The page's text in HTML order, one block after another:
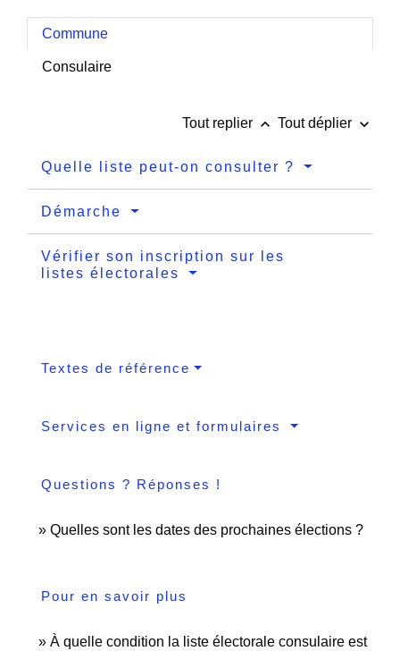
Commune
Consulaire
Tout replier keyboard_arrow_up Tout déplier keyboard_arrow_down
Quelle liste peut-on consulter ?
Démarche
Vérifier son inscription sur les
listes électorales
Textes de référence
Services en ligne et formulaires
Questions ? Réponses !
Quelles sont les dates des prochaines élections ?
Pour en savoir plus
À quelle condition la liste électorale consulaire est